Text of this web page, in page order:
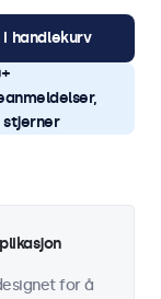
i handlekurv
for å